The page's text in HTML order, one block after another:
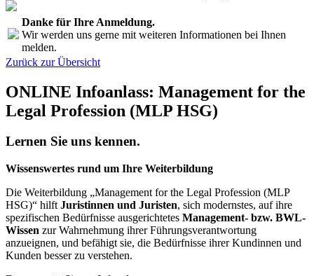
Danke für Ihre Anmeldung.
Wir werden uns gerne mit weiteren Informationen bei Ihnen
melden.
Zurück zur Übersicht
ONLINE Infoanlass: Management for the
Legal Profession (MLP HSG)
Lernen Sie uns kennen.
Wissenswertes rund um Ihre Weiterbildung
Die Weiterbildung „Management for the Legal Profession (MLP
HSG)“ hilft Juristinnen und Juristen, sich modernstes, auf ihre
spezifischen Bedürfnisse ausgerichtetes Management- bzw. BWL-
Wissen zur Wahrnehmung ihrer Führungsverantwortung
anzueignen, und befähigt sie, die Bedürfnisse ihrer Kundinnen und
Kunden besser zu verstehen.